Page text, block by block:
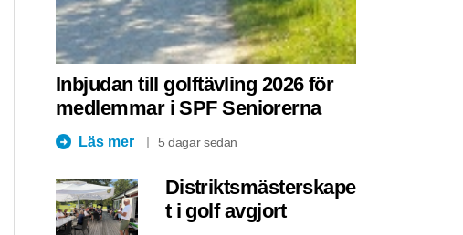
Inbjudan till golftävling 2026 för
medlemmar i SPF Seniorerna
Läs mer 5 dagar sedan
Distriktsmästerskape
t i golf avgjort